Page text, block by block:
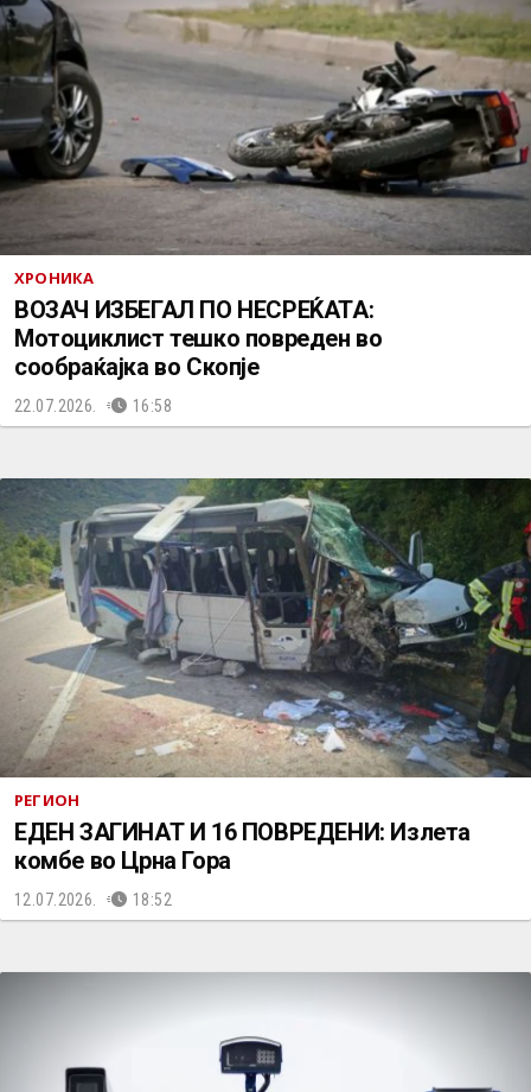
ХРОНИКА
ВОЗАЧ ИЗБЕГАЛ ПО НЕСРЕЌАТА:
Мотоциклист тешко повреден во
сообраќајка во Скопје
22.07.2026. 16:58
РЕГИОН
ЕДЕН ЗАГИНАТ И 16 ПОВРЕДЕНИ: Излета
комбе во Црна Гора
12.07.2026. 18:52